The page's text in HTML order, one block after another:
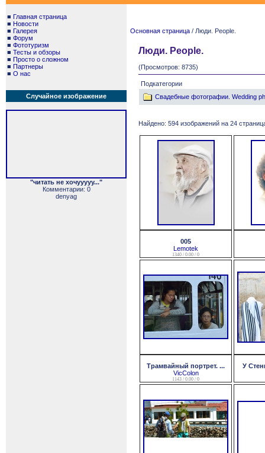
■ Главная страница
■ Новости
■ Галерея
■ Форум
■ Фототуризм
■ Тесты и обзоры
■ Просто о сложном
■ Партнеры
■ О нас
Случайное изображение
"читать не хочууууу..."
Комментарии: 0
denyag
Основная страница / Люди. People.
Люди. People.
(Просмотров: 8735)
Подкатегории
Свадебные фотографии. Wedding
Найдено: 594 изображений на 24
005
Lemotek
1340 / 0.00 / 0
Трамвайный портрет. ...
VicColon
1143 / 0.00 / 0
У